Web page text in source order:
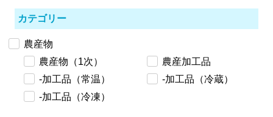
カテゴリー
農産物
農産物（1次）
農産加工品
-加工品（常温）
-加工品（冷蔵）
-加工品（冷凍）